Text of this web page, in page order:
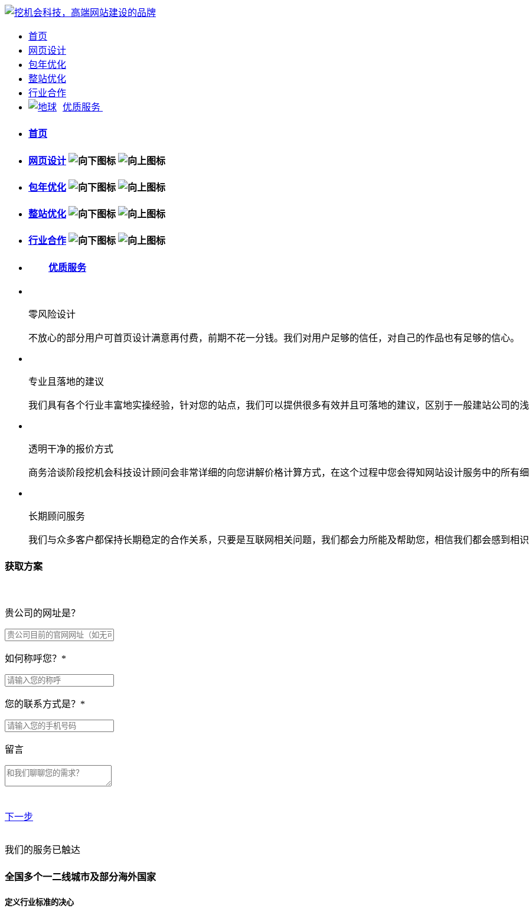
首页
网页设计
包年优化
整站优化
行业合作
优质服务
首页
网页设计
包年优化
整站优化
行业合作
优质服务
零风险设计
不放心的部分用户可首页设计满意再付费，前期不花一分钱。我们对用户足够的信任，对自己的作品也有足够的信心。
专业且落地的建议
我们具有各个行业丰富地实操经验，针对您的站点，我们可以提供很多有效并且可落地的建议，区别于一般建站公司的
透明干净的报价方式
商务洽谈阶段挖机会科技设计顾问会非常详细的向您讲解价格计算方式，在这个过程中您会得知网站设计服务中的所有
长期顾问服务
我们与众多客户都保持长期稳定的合作关系，只要是互联网相关问题，我们都会力所能及帮助您，相信我们都会感到相
获取方案
贵公司的网址是？
如何称呼您？ *
您的联系方式是？ *
留言
下一步
贵公司预算范围是？
贵公司的团队规模是？
我们的服务已触达
全国多个一二线城市及部分海外国家
定义行业标准的决心